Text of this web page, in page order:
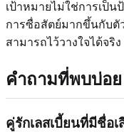
เป้าหมายไม่ใช่การเป็
การซื่อสัตย์มากขึ้นกับตั
สามารถไว้วางใจได้จริง
คำถามที่พบบ่อย
คู่รักเลสเบี้ยนที่มีชื่อ